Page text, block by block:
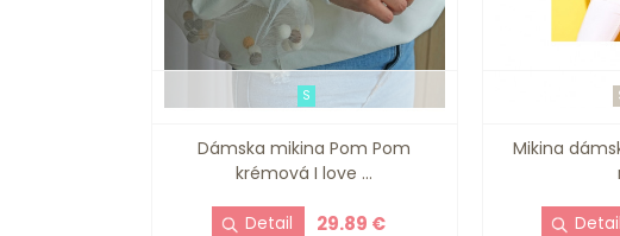
Dámska mikina Pom Pom
krémová I love ...
29.89 €
S
Mikina